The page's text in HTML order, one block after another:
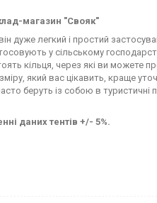
магазин "Свояк"
дуже легкий і простий
у сільському
кільця, через які ви можете
який вас цікавить, краще
беруть із собою в
даних тентів +/- 5%.